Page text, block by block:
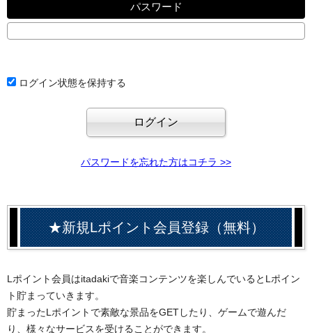
パスワード
ログイン状態を保持する
パスワードを忘れた方はコチラ >>
★新規Lポイント会員登録（無料）
Lポイント会員はitadakiで音楽コンテンツを楽しんでいるとLポイン
ト貯まっていきます。
貯まったLポイントで素敵な景品をGETしたり、ゲームで遊んだ
り、様々なサービスを受けることができます。